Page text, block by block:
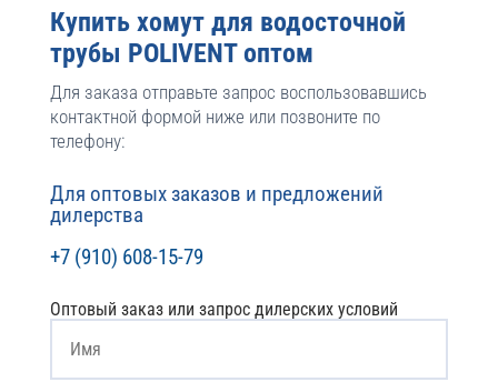
Купить хомут для водосточной
трубы POLIVENT оптом
Для заказа отправьте запрос воспользовавшись
контактной формой ниже или позвоните по
телефону:
Для оптовых заказов и предложений
дилерства
+7 (910) 608-15-79
Оптовый заказ или запрос дилерских условий